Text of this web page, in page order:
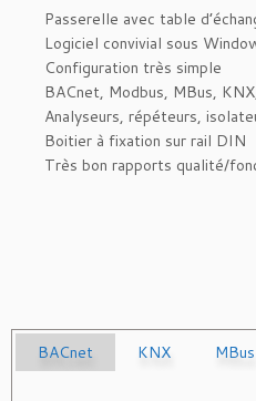
Passerelle avec table
Logiciel convivial sous
Configuration très simple
BACnet, Modbus, MBus,
Analyseurs, répéteurs,
Boitier à fixation sur rail DIN
Très bon rapports qualité/
BACnet KNX MBus